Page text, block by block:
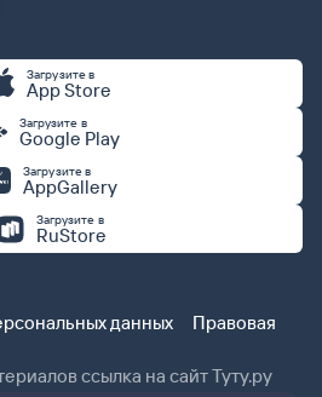
Загрузите в
App Store
Загрузите в
Google Play
Загрузите в
AppGallery
Загрузите в
RuStore
данных
Правовая
ссылка на сайт Туту.ру